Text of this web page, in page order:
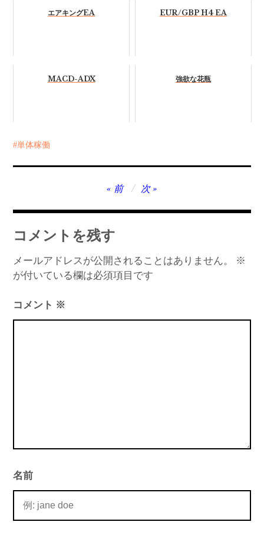
エアキングEA EUR/GBP H4 EA
MACD-ADX 強欲な花瓶
単体稼働
稿
ナ
ビ
ゲ
ー
シ
ョ
前 次
コメントを残す
メールアドレスが公開されることはありません。
※
が付いている欄は必須項目です
コメント ※
名前